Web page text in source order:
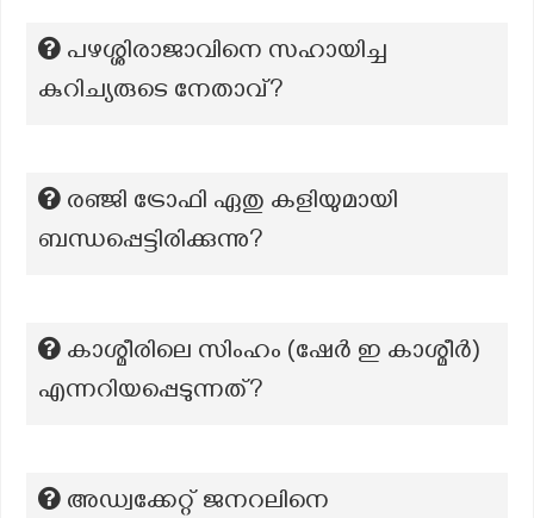
പഴശ്ശിരാജാവിനെ സഹായിച്ച
കുറിച്യരുടെ നേതാവ്?
രഞ്ജി ട്രോഫി ഏതു കളിയുമായി
ബന്ധപ്പെട്ടിരിക്കുന്നു?
കാശ്മീരിലെ സിംഹം (ഷേർ ഇ കാശ്മീർ)
എന്നറിയപ്പെടുന്നത്?
അഡ്വക്കേറ്റ് ജനറലിനെ